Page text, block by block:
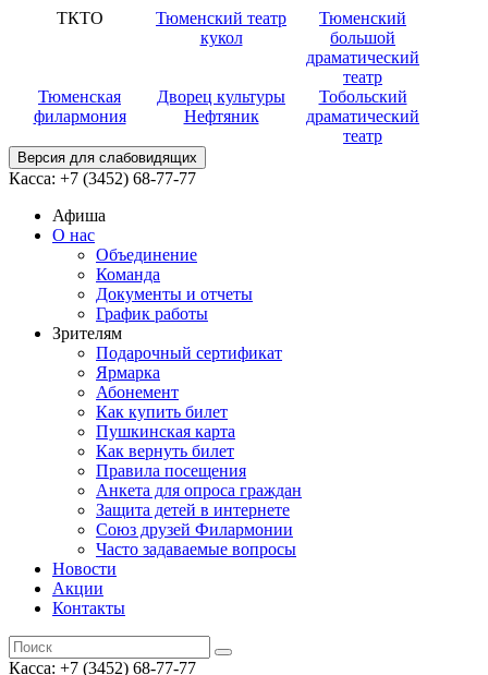
ТКТО
Тюменский театр
кукол
Тюменский
большой
драматический
театр
Тюменская
филармония
Дворец культуры
Нефтяник
Тобольский
драматический
театр
Версия для слабовидящих
Касса: +7 (3452) 68-77-77
Афиша
О нас
Объединение
Команда
Документы и отчеты
График работы
Зрителям
Подарочный сертификат
Ярмарка
Абонемент
Как купить билет
Пушкинская карта
Как вернуть билет
Правила посещения
Анкета для опроса граждан
Защита детей в интернете
Союз друзей Филармонии
Часто задаваемые вопросы
Новости
Акции
Контакты
Касса: +7 (3452) 68-77-77